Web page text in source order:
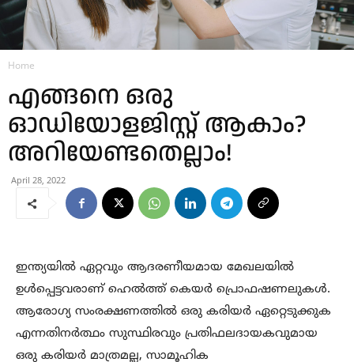
Home
എങ്ങനെ ഒരു
ഓഡിയോളജിസ്റ്റ് ആകാം?
അറിയേണ്ടതെല്ലാം!
April 28, 2022
ഇന്ത്യയിൽ ഏറ്റവും ആദരണീയമായ മേഖലയിൽ
ഉൾപ്പെട്ടവരാണ് ഹെൽത്ത് കെയർ പ്രൊഫഷണലുകൾ.
ആരോഗ്യ സംരക്ഷണത്തിൽ ഒരു കരിയർ ഏറ്റെടുക്കുക
എന്നതിനർത്ഥം സുസ്ഥിരവും പ്രതിഫലദായകവുമായ
ഒരു കരിയർ മാത്രമല്ല, സാമൂഹിക